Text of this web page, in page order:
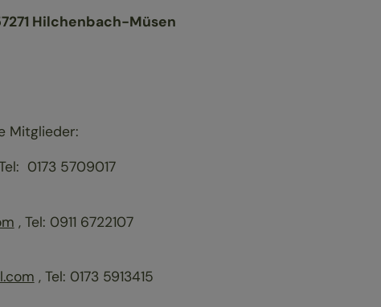
Hilchenbach-Müsen
Mitglieder:
0173 5709017
, Tel: 0911 6722107
, Tel: 0173 5913415